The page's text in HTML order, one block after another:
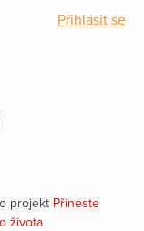
Přihlásit se
projekt Přineste
života